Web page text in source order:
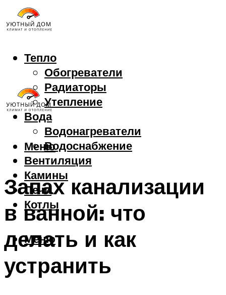
Тепло
Обогреватели
Радиаторы
Утепление
Вода
Водонагреватели
Водоснабжение
Вентиляция
Камины
Печи
Котлы
Меню
Меню
Запах канализации
в ванной: что
делать и как
устранить